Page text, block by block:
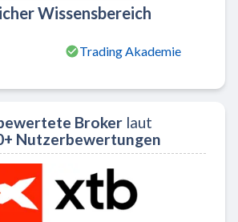
Wissensbereich
Trading Akademie
Brokerlaut
Nutzerbewertungen